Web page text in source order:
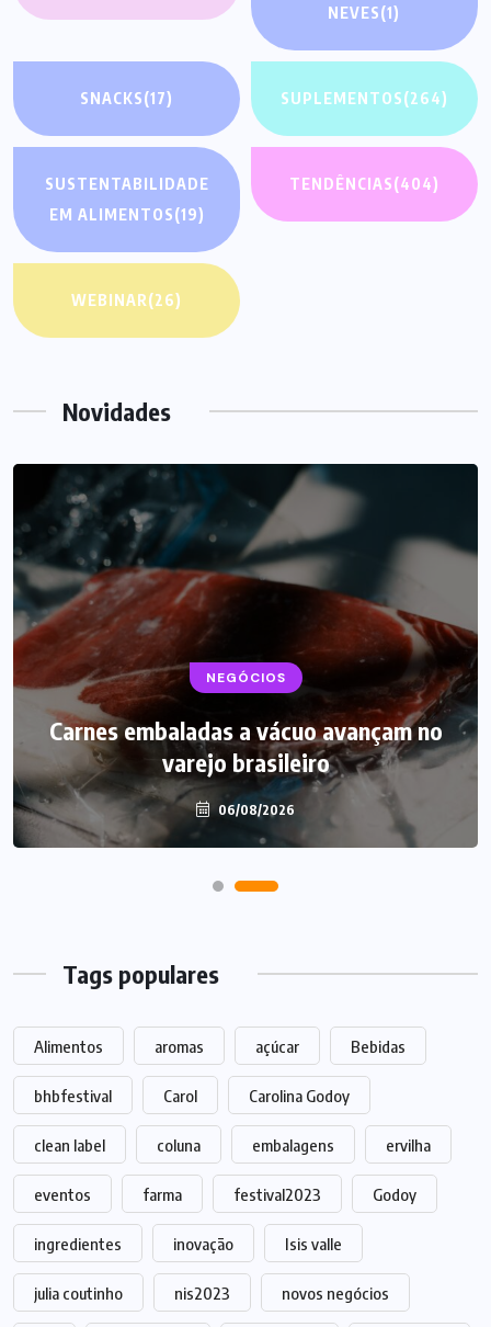
NEVES(1)
SNACKS(17) SUPLEMENTOS(264)
SUSTENTABILIDADE
EM ALIMENTOS(19)
TENDÊNCIAS(404)
WEBINAR(26)
Novidades
NEGÓCIOS
Carnes embaladas a vácuo avançam no
varejo brasileiro
06/08/2026
BEBIDAS LANÇAMENTOS
Starbucks aposta em leite proteico no
Brasil
06/08/2026
Tags populares
Alimentos aromas açúcar Bebidas
bhbfestival Carol Carolina Godoy
clean label coluna embalagens ervilha
eventos farma festival2023 Godoy
ingredientes inovação Isis valle
julia coutinho nis2023 novos negócios